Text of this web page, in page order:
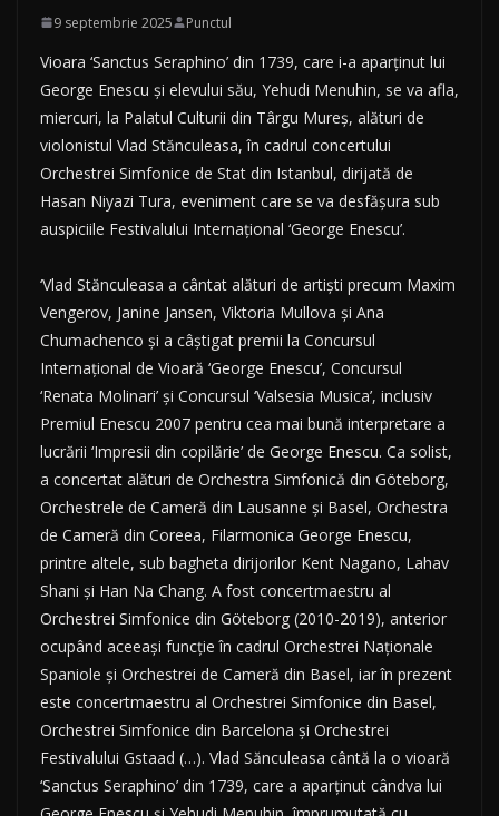
9 septembrie 2025 Punctul
Vioara ‘Sanctus Seraphino’ din 1739, care i-a aparținut lui
George Enescu și elevului său, Yehudi Menuhin, se va afla,
miercuri, la Palatul Culturii din Târgu Mureș, alături de
violonistul Vlad Stănculeasa, în cadrul concertului
Orchestrei Simfonice de Stat din Istanbul, dirijată de
Hasan Niyazi Tura, eveniment care se va desfășura sub
auspiciile Festivalului Internațional ‘George Enescu’.
‘Vlad Stănculeasa a cântat alături de artiști precum Maxim
Vengerov, Janine Jansen, Viktoria Mullova și Ana
Chumachenco și a câștigat premii la Concursul
Internațional de Vioară ‘George Enescu’, Concursul
‘Renata Molinari’ și Concursul ‘Valsesia Musica’, inclusiv
Premiul Enescu 2007 pentru cea mai bună interpretare a
lucrării ‘Impresii din copilărie’ de George Enescu. Ca solist,
a concertat alături de Orchestra Simfonică din Göteborg,
Orchestrele de Cameră din Lausanne și Basel, Orchestra
de Cameră din Coreea, Filarmonica George Enescu,
printre altele, sub bagheta dirijorilor Kent Nagano, Lahav
Shani și Han Na Chang. A fost concertmaestru al
Orchestrei Simfonice din Göteborg (2010-2019), anterior
ocupând aceeași funcție în cadrul Orchestrei Naționale
Spaniole și Orchestrei de Cameră din Basel, iar în prezent
este concertmaestru al Orchestrei Simfonice din Basel,
Orchestrei Simfonice din Barcelona și Orchestrei
Festivalului Gstaad (…). Vlad Sănculeasa cântă la o vioară
‘Sanctus Seraphino’ din 1739, care a aparținut cândva lui